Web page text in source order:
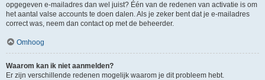
opgegeven e-mailadres dan wel juist? Één van de redenen van activatie is om
het aantal valse accounts te doen dalen. Als je zeker bent dat je e-mailadres
correct was, neem dan contact op met de beheerder.
Omhoog
Waarom kan ik niet aanmelden?
Er zijn verschillende redenen mogelijk waarom je dit probleem hebt.